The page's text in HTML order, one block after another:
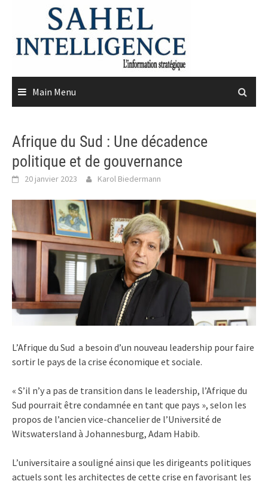
content
Main Menu
Afrique du Sud : Une décadence
politique et de gouvernance
20 janvier 2023 Karol Biedermann
L’Afrique du Sud a besoin d’un nouveau leadership pour faire
sortir le pays de la crise économique et sociale.
« S’il n’y a pas de transition dans le leadership, l’Afrique du
Sud pourrait être condamnée en tant que pays », selon les
propos de l’ancien vice-chancelier de l’Université de
Witswatersland à Johannesburg, Adam Habib.
L’universitaire a souligné ainsi que les dirigeants politiques
actuels sont les architectes de cette crise en favorisant les